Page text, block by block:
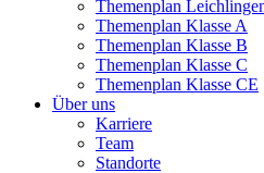
Themenplan
Themenplan Klasse A
Themenplan Klasse B
Themenplan Klasse C
Themenplan Klasse CE
Über uns
Karriere
Team
Standorte